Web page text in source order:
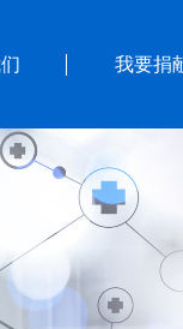
我要捐